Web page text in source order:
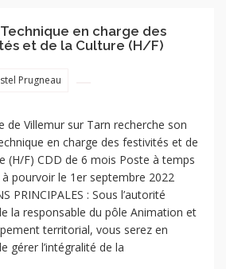
en charge des
et de la Culture (H/F)
Prugneau
de Villemur sur Tarn recherche son
en charge des festivités et de
(H/F) CDD de 6 mois Poste à temps
pourvoir le 1er septembre 2022
PRINCIPALES : Sous l’autorité
la responsable du pôle Animation et
territorial, vous serez en
gérer l’intégralité de la